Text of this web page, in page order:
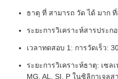
ธาตุ ที่ สามารถ วัด ได้ มาก
ระยะการวิเคราะห์สารประก
เวลาทดสอบ 1: การวัดเร็ว:
ระยะการวิเคราะห์ธาตุ: เซล
MG, AL, SI, P ในซิลิกาเจล